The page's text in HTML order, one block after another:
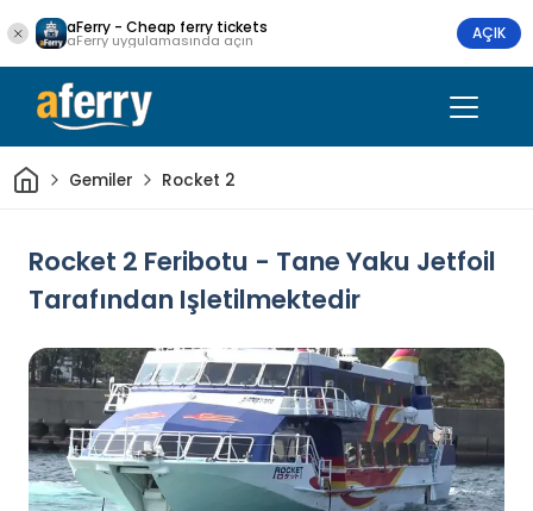
aFerry - Cheap ferry tickets
aFerry uygulamasında açın AÇIK
Ev Gemiler Rocket 2
Rocket 2 Feribotu - Tane Yaku Jetfoil
Tarafından Işletilmektedir